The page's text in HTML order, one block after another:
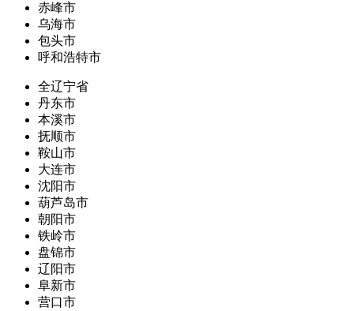
赤峰市
乌海市
包头市
呼和浩特市
全辽宁省
丹东市
本溪市
抚顺市
鞍山市
大连市
沈阳市
葫芦岛市
朝阳市
铁岭市
盘锦市
辽阳市
阜新市
营口市